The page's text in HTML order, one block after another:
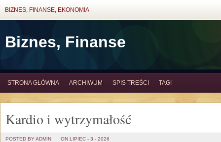
BIZNES, FINANSE, EKONOMIA
Biznes, Finanse
STRONA GŁÓWNA ARCHIWUM SPIS TREŚCI TAGI
Kardio i wytrzymałość
POSTED BY ADMIN ON LIPIEC - 3 - 2026